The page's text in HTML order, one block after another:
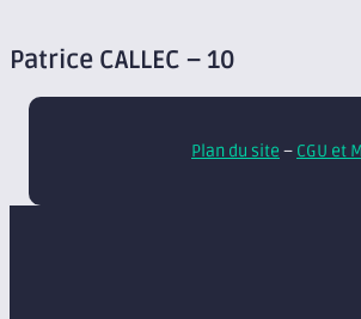
Patrice CALLEC – 10
Plan du site – CGU et